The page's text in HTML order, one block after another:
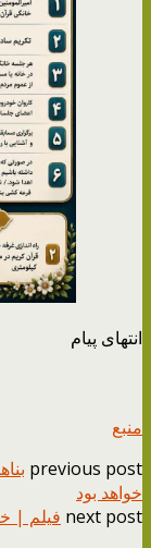
انتهای پیام
منبع
previous post
خواهد بود
next post فیلم |